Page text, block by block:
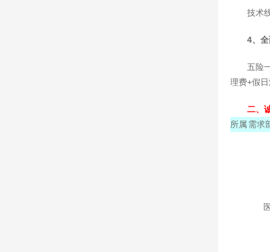
技术
4、
五险
理费+假日
二、
所属 需求